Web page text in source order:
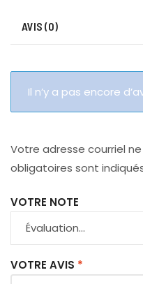
AVIS (0)
Il n’y a pas encore
Votre adresse courriel
obligatoires sont
VOTRE NOTE
VOTRE AVIS *